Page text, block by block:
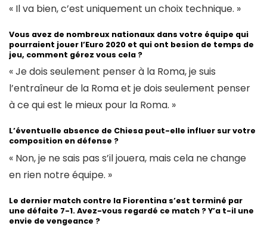
« Il va bien, c’est uniquement un choix technique. »
Vous avez de nombreux nationaux dans votre équipe qui
pourraient jouer l’Euro 2020 et qui ont besion de temps de
jeu, comment gérez vous cela ?
« Je dois seulement penser à la Roma, je suis
l’entraîneur de la Roma et je dois seulement penser
à ce qui est le mieux pour la Roma. »
L’éventuelle absence de Chiesa peut-elle influer sur votre
composition en défense ?
« Non, je ne sais pas s’il jouera, mais cela ne change
en rien notre équipe. »
Le dernier match contre la Fiorentina s’est terminé par
une défaite 7-1. Avez-vous regardé ce match ? Y’a t-il une
envie de vengeance ?